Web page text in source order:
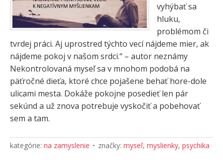
vyhýbať sa
hluku,
problémom či
tvrdej práci. Aj uprostred týchto vecí nájdeme mier, ak
nájdeme pokoj v našom srdci.“ – autor neznámy
Nekontrolovaná myseľ sa v mnohom podobá na
päťročné dieťa, ktoré chce pojašene behať hore-dole
ulicami mesta. Dokáže pokojne posedieť len pár
sekúnd a už znova potrebuje vyskočiť a pobehovať
sem a tam.
kategórie: na zamyslenie značky: myseľ, myslienky, psychika